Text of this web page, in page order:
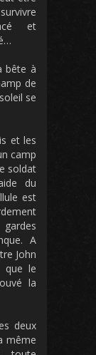
et
bête à
de
se
et les
camp
soldat
du
est
A
John
que le
la
deux
même